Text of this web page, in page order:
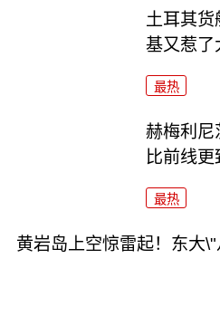
土耳其货
基又惹了
最热
赫梅利尼
比前线更
最热
黄岩岛上空惊雷起！东大